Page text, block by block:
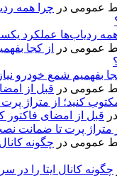
عمومی در چرا همه
ردیاب‌ها عملکرد
عمومی در
از کجا
بفهمیم شمع خودرو
عمومی در قبل از
در
متراژ پرت تا ضمانت
عمومی در چگونه
چگونه کانال ایتا را در